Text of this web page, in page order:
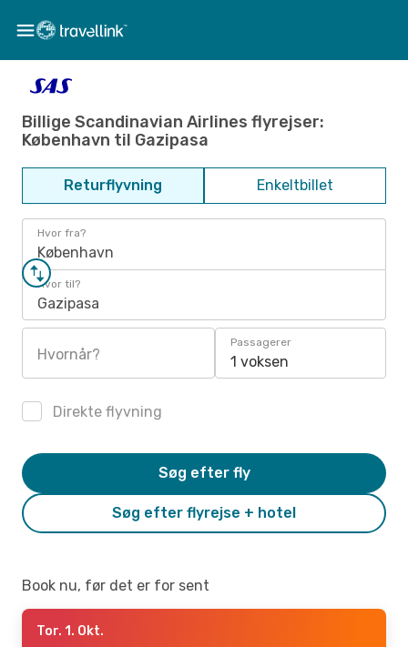
Billige Scandinavian Airlines flyrejser:
København til Gazipasa
Returflyvning Enkeltbillet
Hvor fra?
København
Hvor til?
Gazipasa
Hvornår?
Passagerer
1 voksen
Direkte flyvning
Søg efter flyrejse + hotel
Søg efter fly
Book nu, før det er for sent
Tor. 1. Okt.